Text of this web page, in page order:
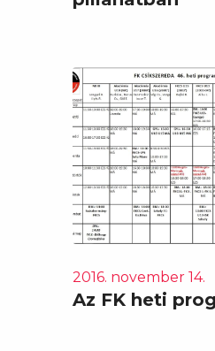
2016. november 14.
Az FK heti